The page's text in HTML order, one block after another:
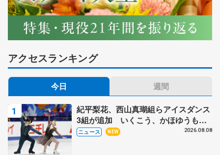
アクセスランキング
今日 週間
紀平梨花、西山真瑚組らアイスダンス
3組が追加 いくこう、かほゆうも、
木下グループ杯
ニュース NEW 2026.08.08